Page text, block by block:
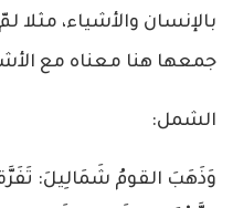
بالإنسان والأشياء، مثلا
جمعها هنا معناه مع
الشمل:
وَذَهَبَ القومُ شَمَالِيلَ: